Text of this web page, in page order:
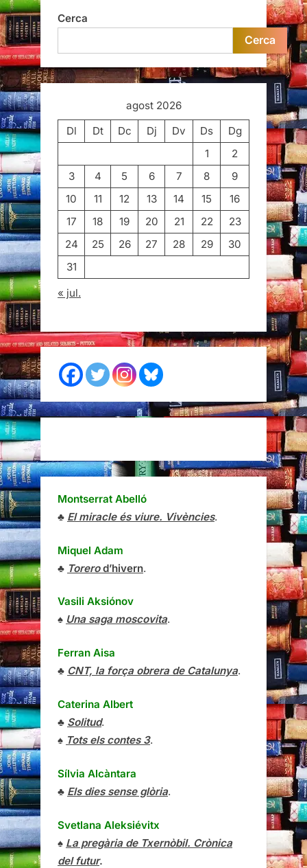
Cerca
Cerca
agost 2026
Dl
Dt Dc Dj Dv Ds
Dg
1
2
3
4 5 6 7 8
9
10
11 12 13 14 15
16
17
18 19 20 21 22
23
24
25 26 27 28 29
30
31
« jul.
Montserrat Abelló
♣ El miracle és viure. Vivències.
Miquel Adam
♣ Torerod’hivern.
Vasili Aksiónov
♠ Una saga moscovita.
Ferran Aisa
♣ CNT, la força obrera de Catalunya.
Caterina Albert
♣ Solitud.
♠ Tots els contes 3.
Sílvia Alcàntara
♣ Els dies sense glòria.
Svetlana Aleksiévitx
♠ La pregària de Txernòbil. Crònica
del futur.